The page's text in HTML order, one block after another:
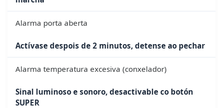
Alarma porta aberta
Actívase despois de 2 minutos, detense ao pechar
Alarma temperatura excesiva (conxelador)
Sinal luminoso e sonoro, desactivable co botón
SUPER